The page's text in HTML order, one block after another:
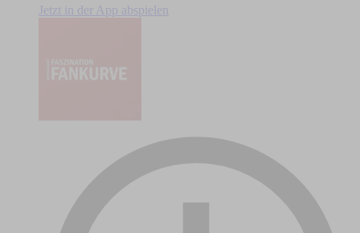
Jetzt in der App abspielen